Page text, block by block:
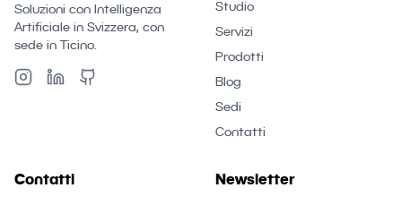
Soluzioni con Intelligenza
Artificiale in Svizzera, con
sede in Ticino.
Studio
Servizi
Prodotti
Blog
Sedi
Contatti
Contatti Newsletter